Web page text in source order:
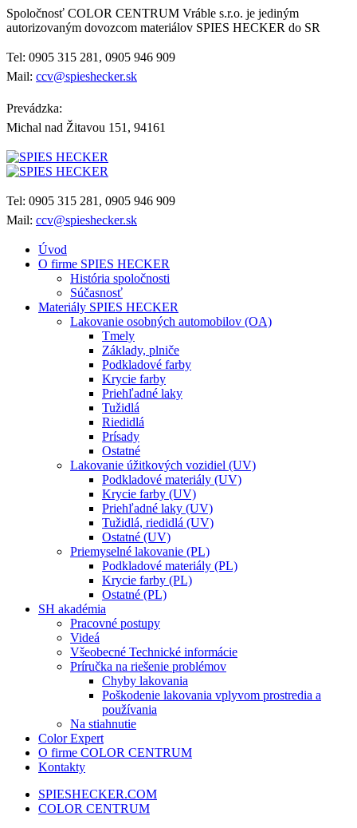
Spoločnosť COLOR CENTRUM Vráble s.r.o. je jediným
autorizovaným dovozcom materiálov SPIES HECKER do SR
Tel: 0905 315 281, 0905 946 909
Mail: ccv@spieshecker.sk
Prevádzka:
Michal nad Žitavou 151, 94161
Tel: 0905 315 281, 0905 946 909
Mail: ccv@spieshecker.sk
Úvod
O firme SPIES HECKER
História spoločnosti
Súčasnosť
Materiály SPIES HECKER
Lakovanie osobných automobilov (OA)
Tmely
Základy, plniče
Podkladové farby
Krycie farby
Priehľadné laky
Tužidlá
Riedidlá
Prísady
Ostatné
Lakovanie úžitkových vozidiel (UV)
Podkladové materiály (UV)
Krycie farby (UV)
Priehľadné laky (UV)
Tužidlá, riedidlá (UV)
Ostatné (UV)
Priemyselné lakovanie (PL)
Podkladové materiály (PL)
Krycie farby (PL)
Ostatné (PL)
SH akadémia
Pracovné postupy
Videá
Všeobecné Technické informácie
Príručka na riešenie problémov
Chyby lakovania
Poškodenie lakovania vplyvom prostredia a
používania
Na stiahnutie
Color Expert
O firme COLOR CENTRUM
Kontakty
SPIESHECKER.COM
COLOR CENTRUM